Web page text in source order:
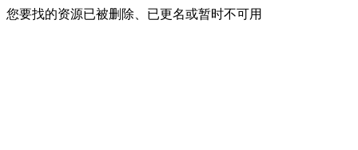
您要找的资源已被删除、已更名或暂时不可用